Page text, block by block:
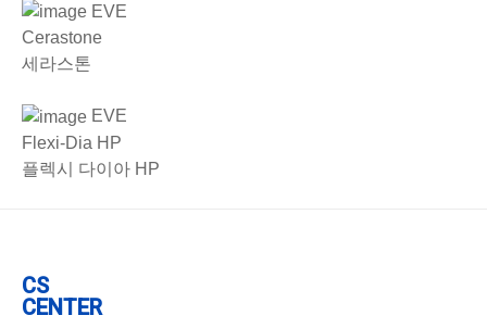
EVE
Cerastone
세라스톤
EVE
Flexi-Dia HP
플렉시 다이아 HP
CS
CENTER